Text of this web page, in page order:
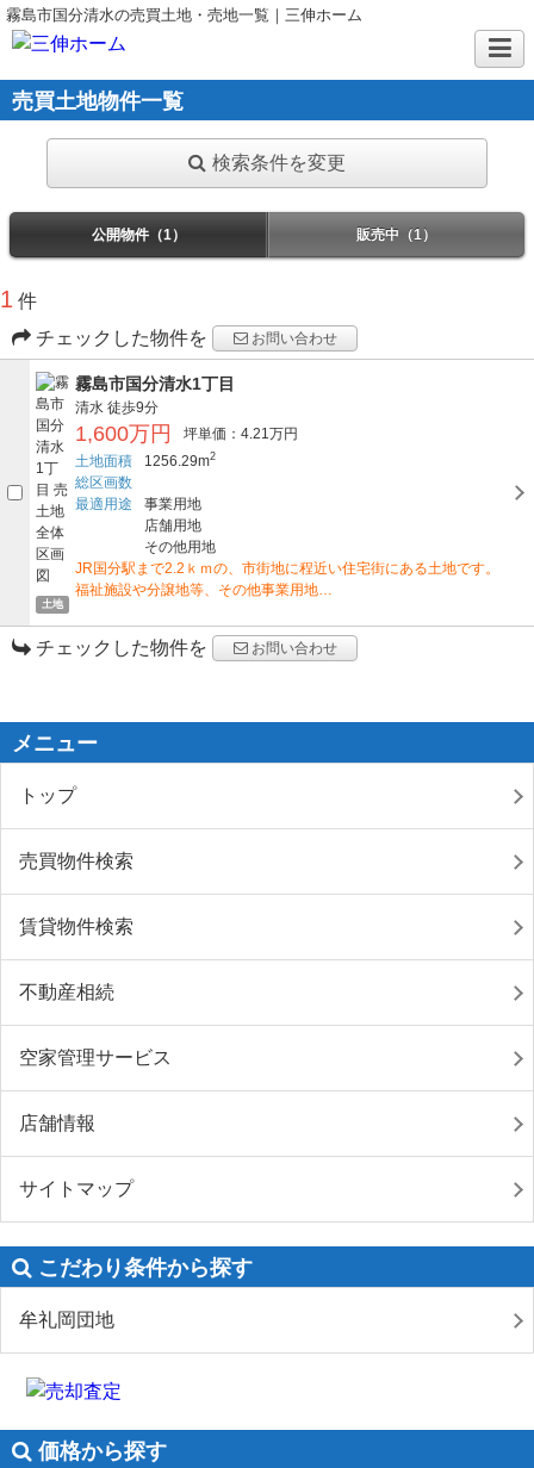
霧島市国分清水の売買土地・売地一覧｜三伸ホーム
売買土地物件一覧
検索条件を変更
公開物件（1） 販売中（1）
1 件
チェックした物件を
お問い合わせ
土地
霧島市国分清水1丁目
清水 徒歩9分
1,600万円
坪単価：4.21万円
土地面積
1256.29m2
総区画数
最適用途
事業用地
店舗用地
その他用地
JR国分駅まで2.2ｋｍの、市街地に程近い住宅街にある土地です。
福祉施設や分譲地等、その他事業用地…
チェックした物件を お問い合わせ
メニュー
トップ
売買物件検索
賃貸物件検索
不動産相続
空家管理サービス
店舗情報
サイトマップ
こだわり条件から探す
牟礼岡団地
価格から探す